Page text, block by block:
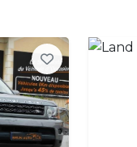
Ecran tactile
Feux de jour à LED
Fonction MP3